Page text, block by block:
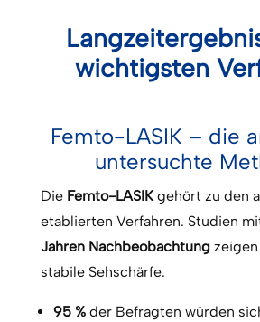
wichtigsten
Femto-LASIK – die
untersuchte
Die Femto-LASIKgehört zu den
etablierten Verfahren. Studien
Jahren Nachbeobachtungzeigen
stabile Sehschärfe.
95 %der Befragten würden